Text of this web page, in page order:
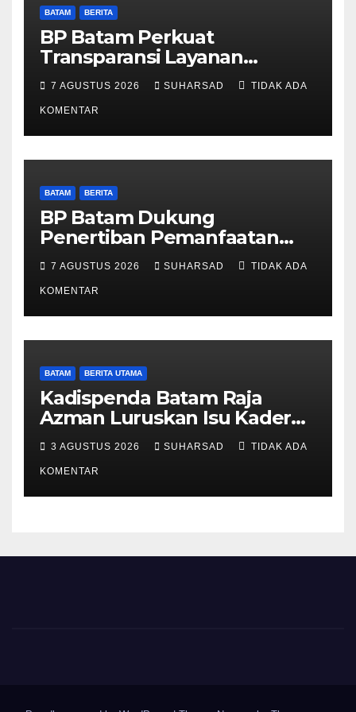
BATAM BERITA
BP Batam Perkuat
Transparansi Layanan
Pertanahan, Alokasi Tanah
Reguler Segera Hadir Melalui
LMS
7 AGUSTUS 2026 SUHARSAD TIDAK ADA
KOMENTAR
BATAM BERITA
BP Batam Dukung
Penertiban Pemanfaatan
Ruang Laut Sesuai
Ketentuan Peraturan
Perundang-undangan
7 AGUSTUS 2026 SUHARSAD TIDAK ADA
KOMENTAR
BATAM BERITA UTAMA
Kadispenda Batam Raja
Azman Luruskan Isu Kader
Pajak RT/RW: Bukan Petugas
Pajak Permanen, Hanya
Pendataan untuk Digitalisasi
hingga 2030
3 AGUSTUS 2026 SUHARSAD TIDAK ADA
KOMENTAR